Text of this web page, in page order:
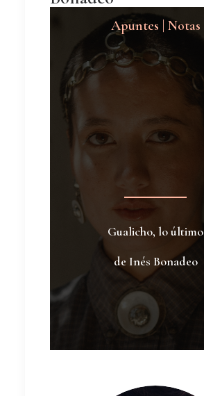
Apuntes | Notas
Gualicho, lo último
de Inés Bonadeo